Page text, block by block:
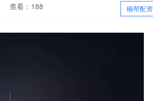
楠帮配资
查看：188